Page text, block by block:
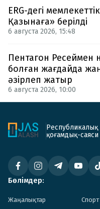
ERG-дегі
Қазынаға» берілді
6 августа 2026, 15:48
Пентагон Ресеймен
болған жағдайда
әзірлеп жатыр
6 августа 2026, 10:00
Республикалық
қоғамдық-саяси
Бөлімдер:
Жаңалықтар Спорт